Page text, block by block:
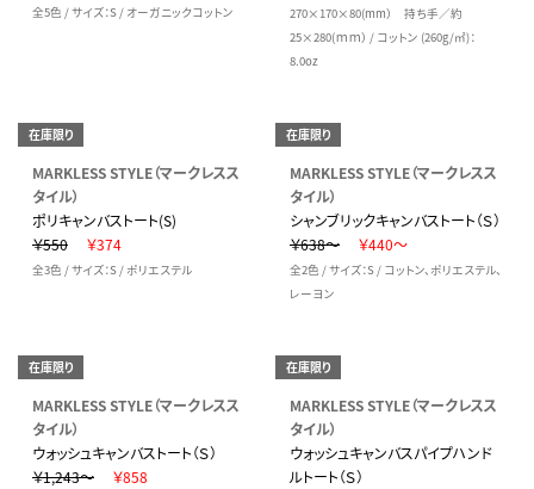
全5色 / サイズ：S / オーガニックコットン
270×170×80(mm） 持ち手／約
25×280(ｍｍ） / コットン (260g/㎡)：
8.0oz
在庫限り
MARKLESS STYLE（マークレスス
タイル）
ポリキャンバストート(S)
￥550
￥374
全3色 / サイズ：S / ポリエステル
在庫限り
MARKLESS STYLE（マークレスス
タイル）
シャンブリックキャンバストート（Ｓ）
￥638～
￥440～
全2色 / サイズ：S / コットン、ポリエステル、
レーヨン
在庫限り
MARKLESS STYLE（マークレスス
タイル）
ウォッシュキャンバストート（Ｓ）
￥1,243～
￥858
在庫限り
MARKLESS STYLE（マークレスス
タイル）
ウォッシュキャンバスパイプハンド
ルトート（Ｓ）